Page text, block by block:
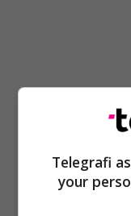
Telegrafi
your